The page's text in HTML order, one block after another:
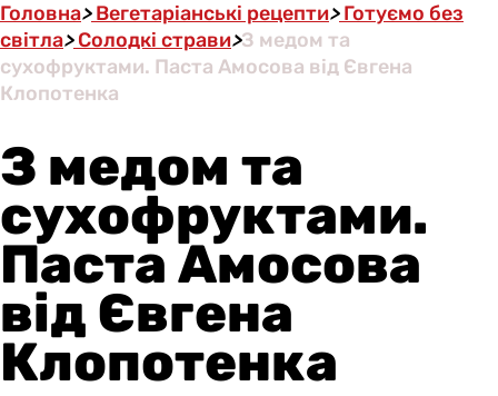
Головна>Вегетаріанські рецепти>Готуємо без
світла>Солодкі страви>З медом та
сухофруктами. Паста Амосова від Євгена
Клопотенка
З медом та
сухофруктами.
Паста Амосова
від Євгена
Клопотенка